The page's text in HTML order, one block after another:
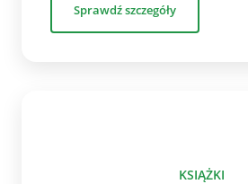
Sprawdź szczegóły
KSIĄŻKI